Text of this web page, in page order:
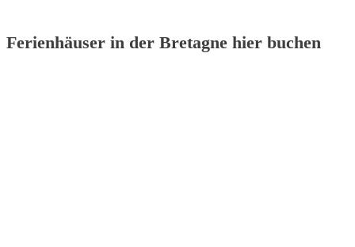
Ferienhäuser in der Bretagne hier buchen